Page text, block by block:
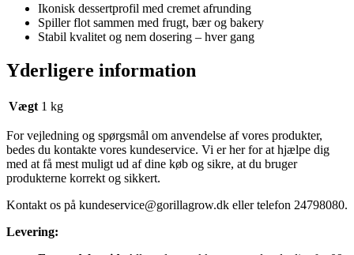
Ikonisk dessertprofil med cremet afrunding
Spiller flot sammen med frugt, bær og bakery
Stabil kvalitet og nem dosering – hver gang
Yderligere information
Vægt 1 kg
For vejledning og spørgsmål om anvendelse af vores produkter,
bedes du kontakte vores kundeservice. Vi er her for at hjælpe dig
med at få mest muligt ud af dine køb og sikre, at du bruger
produkterne korrekt og sikkert.
Kontakt os på kundeservice@gorillagrow.dk eller telefon 24798080.
Levering: